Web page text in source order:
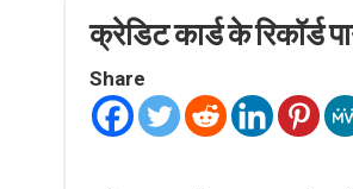
क्रेडिट कार्ड के रिकॉर्ड
Share